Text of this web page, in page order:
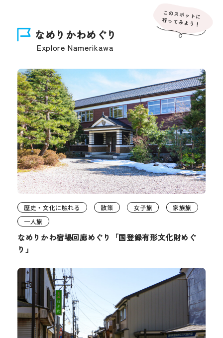
なめりかわめぐり
Explore Namerikawa
歴史・文化に触れる 散策 女子旅
家族旅
一人旅
なめりかわ宿場回廊めぐり「国登録有形文化財めぐ
り」